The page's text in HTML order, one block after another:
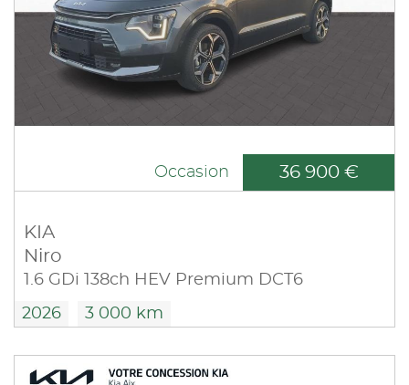
Occasion 36 900 €
KIA
Niro
1.6 GDi 138ch HEV Premium DCT6
2026 3 000 km